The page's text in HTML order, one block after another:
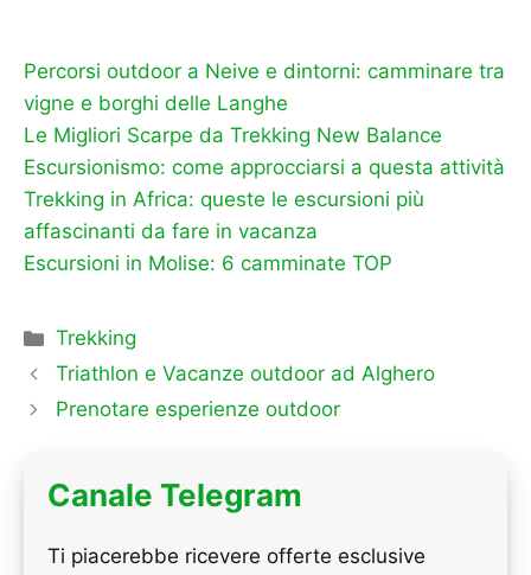
Percorsi outdoor a Neive e dintorni: camminare tra
vigne e borghi delle Langhe
Le Migliori Scarpe da Trekking New Balance
Escursionismo: come approcciarsi a questa attività
Trekking in Africa: queste le escursioni più
affascinanti da fare in vacanza
Escursioni in Molise: 6 camminate TOP
Categorie
Trekking
Triathlon e Vacanze outdoor ad Alghero
Prenotare esperienze outdoor
Canale Telegram
Ti piacerebbe ricevere offerte esclusive